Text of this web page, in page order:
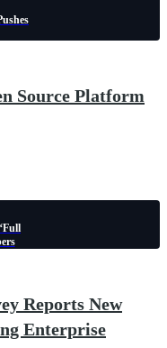
Source Platform
Reports New
Enterprise